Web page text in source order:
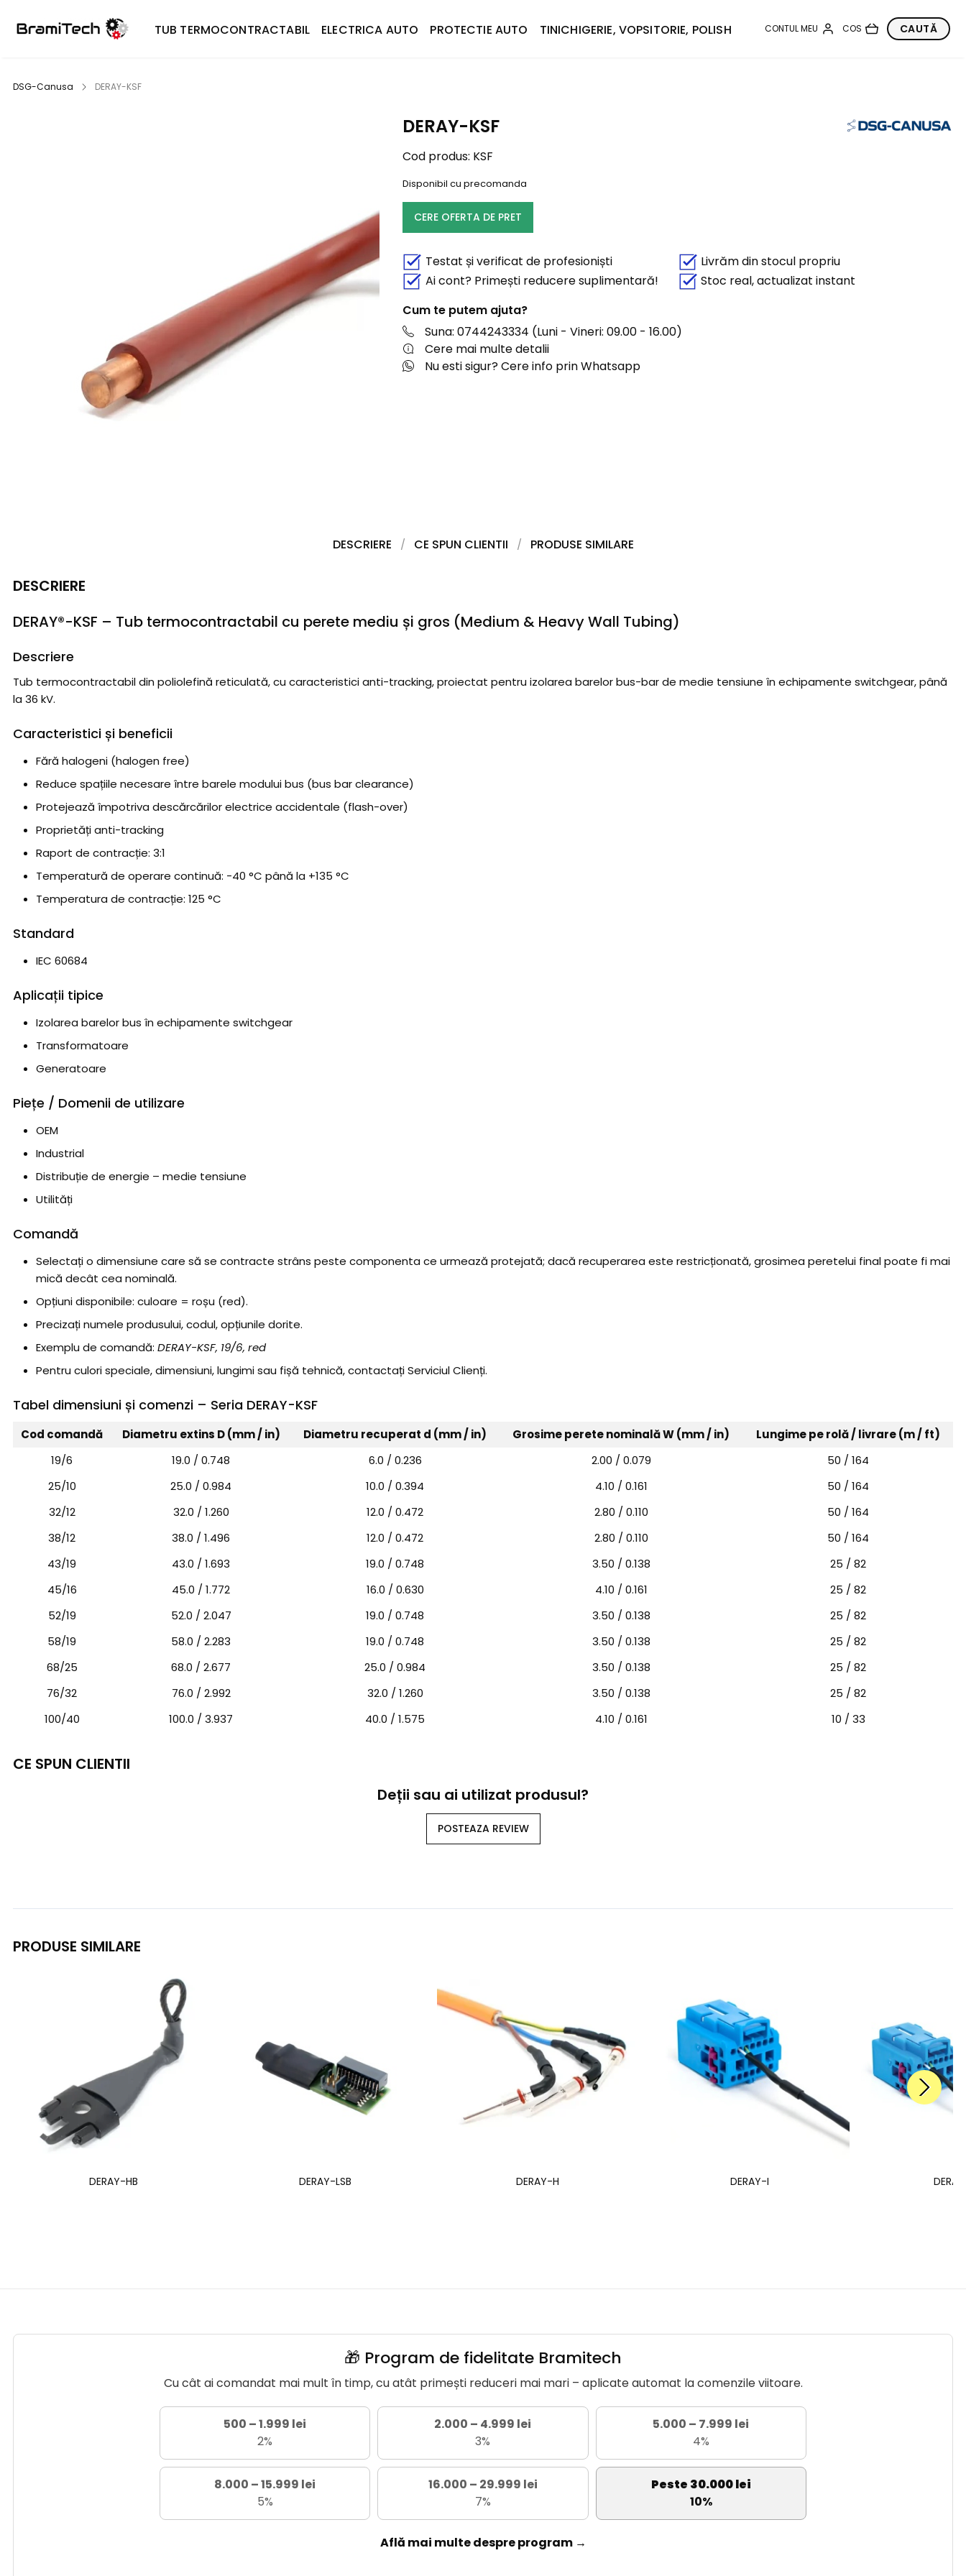
TUB TERMOCONTRACTABIL ELECTRICA AUTO PROTECTIE AUTO TINICHIGERIE, VOPSITORIE, POLISH
DSG-Canusa DERAY-KSF
DERAY-KSF
Cod produs: KSF
Disponibil cu precomanda
CERE OFERTA DE PRET
Testat și verificat de profesioniști
Livrăm din stocul propriu
Ai cont? Primești reducere suplimentară!
Stoc real, actualizat instant
Cum te putem ajuta?
Suna: 0744243334 (Luni - Vineri: 09.00 - 16.00)
Cere mai multe detalii
Nu esti sigur? Cere info prin Whatsapp
DESCRIERE CE SPUN CLIENTII PRODUSE SIMILARE
DESCRIERE
DERAY®-KSF – Tub termocontractabil cu perete mediu și gros (Medium & Heavy Wall Tubing)
Descriere
Tub termocontractabil din poliolefină reticulată, cu caracteristici anti-tracking, proiectat pentru izolarea barelor bus-bar de medie tensiune în echipamente switchgear, până
la 36 kV.
Caracteristici și beneficii
Fără halogeni (halogen free)
Reduce spațiile necesare între barele modului bus (bus bar clearance)
Protejează împotriva descărcărilor electrice accidentale (flash-over)
Proprietăți anti-tracking
Raport de contracție: 3:1
Temperatură de operare continuă: -40 °C până la +135 °C
Temperatura de contracție: 125 °C
Standard
IEC 60684
Aplicații tipice
Izolarea barelor bus în echipamente switchgear
Transformatoare
Generatoare
Piețe / Domenii de utilizare
OEM
Industrial
Distribuție de energie – medie tensiune
Utilități
Comandă
Selectați o dimensiune care să se contracte strâns peste componenta ce urmează protejată; dacă recuperarea este restricționată, grosimea peretelui final poate fi mai
mică decât cea nominală.
Opțiuni disponibile: culoare = roșu (red).
Precizați numele produsului, codul, opțiunile dorite.
Exemplu de comandă: DERAY-KSF, 19/6, red
Pentru culori speciale, dimensiuni, lungimi sau fișă tehnică, contactați Serviciul Clienți.
Tabel dimensiuni și comenzi – Seria DERAY-KSF
Cod comandă Diametru extins D (mm / in) Diametru recuperat d (mm / in) Grosime perete nominală W (mm / in)
Lungime pe rolă / livrare (m / ft)
19/6
19.0 / 0.748 6.0 / 0.236 2.00 / 0.079
50 / 164
25/10
25.0 / 0.984 10.0 / 0.394 4.10 / 0.161
50 / 164
32/12
32.0 / 1.260 12.0 / 0.472 2.80 / 0.110
50 / 164
38/12
38.0 / 1.496 12.0 / 0.472 2.80 / 0.110
50 / 164
43/19
43.0 / 1.693 19.0 / 0.748 3.50 / 0.138
25 / 82
45/16
45.0 / 1.772 16.0 / 0.630 4.10 / 0.161
25 / 82
52/19
52.0 / 2.047 19.0 / 0.748 3.50 / 0.138
25 / 82
58/19
58.0 / 2.283 19.0 / 0.748 3.50 / 0.138
25 / 82
68/25
68.0 / 2.677 25.0 / 0.984 3.50 / 0.138
25 / 82
76/32
76.0 / 2.992 32.0 / 1.260 3.50 / 0.138
25 / 82
100/40
100.0 / 3.937 40.0 / 1.575 4.10 / 0.161 10 / 33
CE SPUN CLIENTII
Deții sau ai utilizat produsul?
POSTEAZA REVIEW
PRODUSE SIMILARE
DERAY-HB DERAY-LSB DERAY-H DERAY-I
🎁 Program de fidelitate Bramitech
Cu cât ai comandat mai mult în timp, cu atât primești reduceri mai mari – aplicate automat la comenzile viitoare.
500 – 1.999 lei
2%
2.000 – 4.999 lei
3%
5.000 – 7.999 lei
4%
8.000 – 15.999 lei
5%
16.000 – 29.999 lei
7%
Peste 30.000 lei
10%
Află mai multe despre program →